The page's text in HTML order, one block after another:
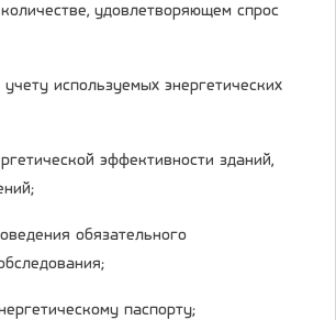
удовлетворяющем спрос
используемых энергетических
эффективности зданий,
обязательного
паспорту;